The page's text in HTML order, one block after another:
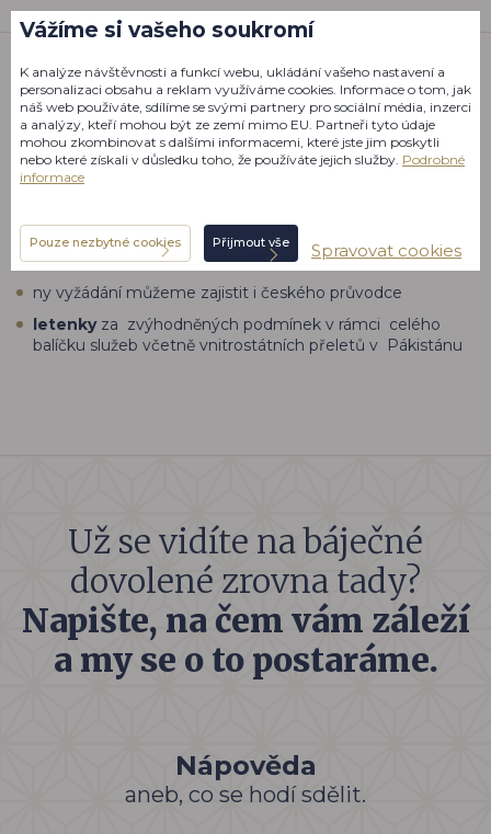
Služby na míru pro váš zájezd do
Pákistánu
autentické zájezdy na míru
privátní nebo skupinovépoznávací okruhy
s místním
průvodcem a řidičem
ny vyžádání můžeme zajistit i českého průvodce
letenky za zvýhodněných podmínek v rámci celého
balíčku služeb včetně vnitrostátních přeletů v Pákistánu
Už se vidíte na báječné
dovolené zrovna tady?
Napište, na čem vám záleží
a my se o to postaráme.
Nápověda
aneb, co se hodí sdělit.
Vážíme si vašeho soukromí
K analýze návštěvnosti a funkcí webu, ukládání vašeho nastavení a
personalizaci obsahu a reklam využíváme cookies. Informace o tom, jak
náš web používáte, sdílíme se svými partnery pro sociální média, inzerci
a analýzy, kteří mohou být ze zemí mimo EU. Partneři tyto údaje
mohou zkombinovat s dalšími informacemi, které jste jim poskytli
nebo které získali v důsledku toho, že používáte jejich služby. Podrobné
informace
Pouze nezbytné cookies Přijmout vše Spravovat cookies